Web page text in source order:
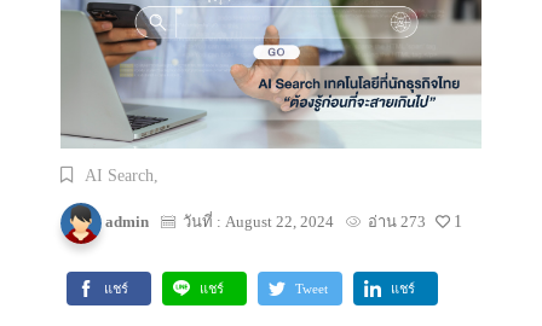
AI Search,
admin วันที่ : August 22, 2024 อ่าน 273 1
แชร์ แชร์ Tweet แชร์